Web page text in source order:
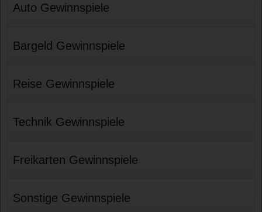
Auto Gewinnspiele
Bargeld Gewinnspiele
Reise Gewinnspiele
Technik Gewinnspiele
Freikarten Gewinnspiele
Sonstige Gewinnspiele